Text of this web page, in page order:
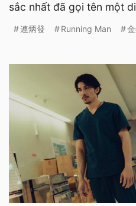
sắc nhất đã gọi tên một
連炳發 Running Man